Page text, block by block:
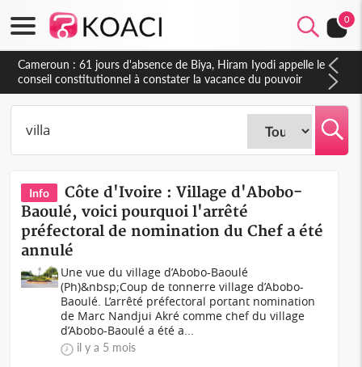
0
Côte d'Ivoire : Fin de la pagaille au PDCI-RDA, Lessiehi bannit
les mouvements sauvages
Info
Côte d'Ivoire : Village d'Abobo-
Baoulé, voici pourquoi l'arrêté
préfectoral de nomination du Chef a été
annulé
Une vue du village d’Abobo-Baoulé
(Ph)&nbsp;Coup de tonnerre village d’Abobo-
Baoulé. L’arrêté préfectoral portant nomination
de Marc Nandjui Akré comme chef du village
d’Abobo-Baoulé a été a...
il y a 5 mois